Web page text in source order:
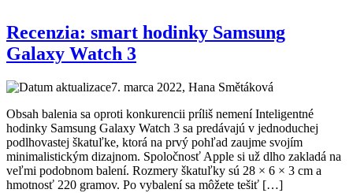
Recenzia: smart hodinky Samsung
Galaxy Watch 3
7. marca 2022, Hana Smětáková
Obsah balenia sa oproti konkurencii príliš nemení Inteligentné
hodinky Samsung Galaxy Watch 3 sa predávajú v jednoduchej
podlhovastej škatuľke, ktorá na prvý pohľad zaujme svojím
minimalistickým dizajnom. Spoločnosť Apple si už dlho zakladá na
veľmi podobnom balení. Rozmery škatuľky sú 28 × 6 × 3 cm a
hmotnosť 220 gramov. Po vybalení sa môžete tešiť […]